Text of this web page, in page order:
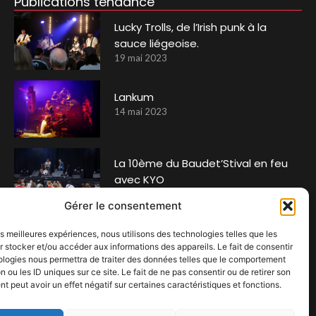
Gérer le consentement
meilleures expériences, nous utilisons des technologies telles que les
stocker et/ou accéder aux informations des appareils. Le fait de consentir
nous permettra de traiter des données telles que le comportement
ou les ID uniques sur ce site. Le fait de ne pas consentir ou de retirer son
peut avoir un effet négatif sur certaines caractéristiques et fonctions.
Lucky Trolls, de l’Irish punk à la
sauce liégeoise.
19 mai 2023
Lankum
14 mai 2023
La 10ème du Baudet’Stival en feu
avec KYO
Médine au Festival « Solidarités »
22 janvier 2024